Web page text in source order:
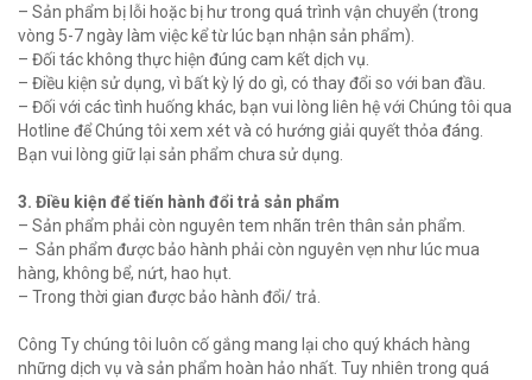
– Sản phẩm bị lỗi hoặc bị hư trong quá trình vận chuyển (trong
vòng 5-7 ngày làm việc kể từ lúc bạn nhận sản phẩm).
– Đối tác không thực hiện đúng cam kết dịch vụ.
– Điều kiện sử dụng, vì bất kỳ lý do gì, có thay đổi so với ban đầu.
– Đối với các tình huống khác, bạn vui lòng liên hệ với Chúng tôi qua
Hotline để Chúng tôi xem xét và có hướng giải quyết thỏa đáng.
Bạn vui lòng giữ lại sản phẩm chưa sử dụng.
3. Điều kiện để tiến hành đổi trả sản phẩm
– Sản phẩm phải còn nguyên tem nhãn trên thân sản phẩm.
– Sản phẩm được bảo hành phải còn nguyên vẹn như lúc mua
hàng, không bể, nứt, hao hụt.
– Trong thời gian được bảo hành đổi/ trả.
Công Ty chúng tôi luôn cố gắng mang lại cho quý khách hàng
những dịch vụ và sản phẩm hoàn hảo nhất. Tuy nhiên trong quá